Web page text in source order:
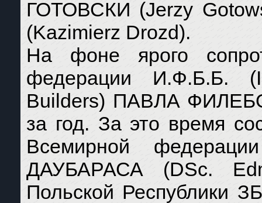
ГОТОВСКИ (Jerzy
(Kazimierz Drozd).
На фоне ярого
федерации И.Ф.Б.Б.
Builders) ПАВЛА
за год. За это время
Всемирной
ДАУБАРАСА (DSc.
Польской Республики